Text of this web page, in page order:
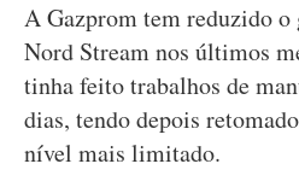
A Gazprom tem reduzido
Nord Stream nos últimos
tinha feito trabalhos de
dias, tendo depois
nível mais limitado.